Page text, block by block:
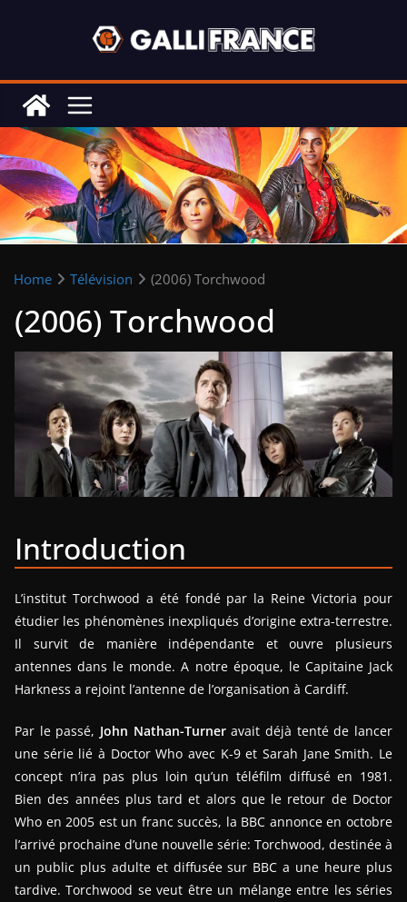
Home Télévision (2006) Torchwood
(2006) Torchwood
Introduction
L’institut Torchwood a été fondé par la Reine Victoria pour
étudier les phénomènes inexpliqués d’origine extra-terrestre.
Il survit de manière indépendante et ouvre plusieurs
antennes dans le monde. A notre époque, le Capitaine Jack
Harkness a rejoint l’antenne de l’organisation à Cardiff.
Par le passé, John Nathan-Turneravait déjà tenté de lancer
une série lié à Doctor Who avec K-9 et Sarah Jane Smith. Le
concept n’ira pas plus loin qu’un téléfilm diffusé en 1981.
Bien des années plus tard et alors que le retour de Doctor
Who en 2005 est un franc succès, la BBC annonce en octobre
l’arrivé prochaine d’une nouvelle série: Torchwood, destinée à
un public plus adulte et diffusée sur BBC a une heure plus
tardive. Torchwood se veut être un mélange entre les séries